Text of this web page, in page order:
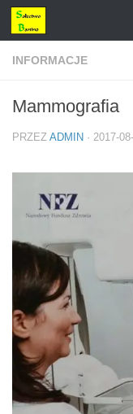
Przejdź do treści
INFORMACJE
Mammografia
PRZEZ ADMIN · 2017-